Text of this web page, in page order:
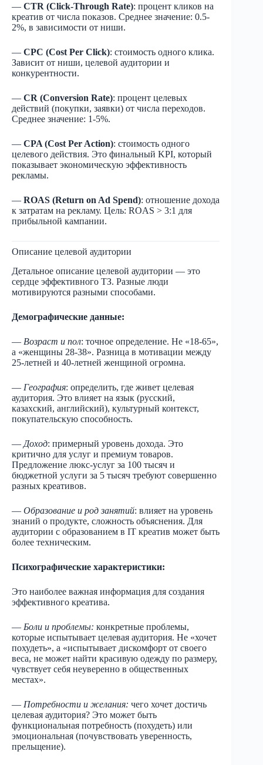
— CTR (Click-Through Rate): процент кликов на
креатив от числа показов. Среднее значение: 0.5-
2%, в зависимости от ниши.
— CPC (Cost Per Click): стоимость одного клика.
Зависит от ниши, целевой аудитории и
конкурентности.
— CR (Conversion Rate): процент целевых
действий (покупки, заявки) от числа переходов.
Среднее значение: 1-5%.
— CPA (Cost Per Action): стоимость одного
целевого действия. Это финальный KPI, который
показывает экономическую эффективность
рекламы.
— ROAS (Return on Ad Spend): отношение дохода
к затратам на рекламу. Цель: ROAS > 3:1 для
прибыльной кампании.
Описание целевой аудитории
Детальное описание целевой аудитории — это
сердце эффективного ТЗ. Разные люди
мотивируются разными способами.
Демографические данные:
— Возраст и пол: точное определение. Не «18-65»,
а «женщины 28-38». Разница в мотивации между
25-летней и 40-летней женщиной огромна.
— География: определить, где живет целевая
аудитория. Это влияет на язык (русский,
казахский, английский), культурный контекст,
покупательскую способность.
— Доход: примерный уровень дохода. Это
критично для услуг и премиум товаров.
Предложение люкс-услуг за 100 тысяч и
бюджетной услуги за 5 тысяч требуют совершенно
разных креативов.
— Образование и род занятий: влияет на уровень
знаний о продукте, сложность объяснения. Для
аудитории с образованием в IT креатив может быть
более техническим.
Психографические характеристики:
Это наиболее важная информация для создания
эффективного креатива.
— Боли и проблемы: конкретные проблемы,
которые испытывает целевая аудитория. Не «хочет
похудеть», а «испытывает дискомфорт от своего
веса, не может найти красивую одежду по размеру,
чувствует себя неуверенно в общественных
местах».
— Потребности и желания: чего хочет достичь
целевая аудитория? Это может быть
функциональная потребность (похудеть) или
эмоциональная (почувствовать уверенность,
прельщение).